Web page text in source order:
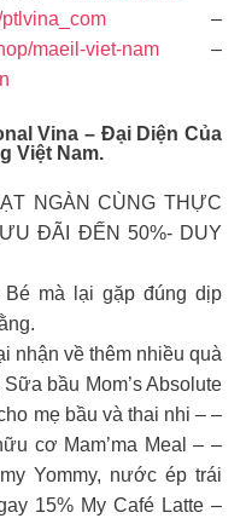
–
maeil-viet-nam –
Vina – Đại Diện Của
Việt Nam.
NGÀN CÙNG THỰC
ĐÃI ĐẾN 50%- DUY
mà lại gặp đúng dịp
nhận về thêm nhiều quà
bầu Mom’s Absolute
mẹ bầu và thai nhi – –
cơ Mam’ma Meal – –
Yommy, nước ép trái
15% My Café Latte –